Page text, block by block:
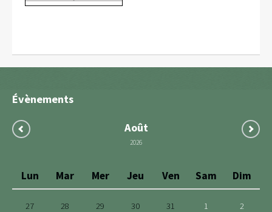
Évènements
Août
2026
Lun Mar Mer Jeu Ven Sam Dim
27 28 29 30 31 1 2